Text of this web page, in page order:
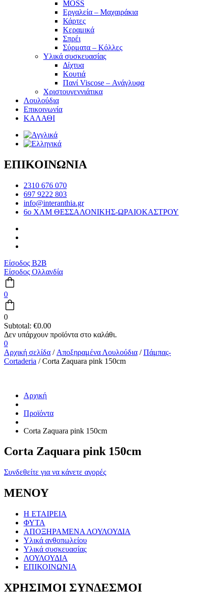
MOSS
Εργαλεία – Μαχαιράκια
Κάρτες
Κεραμικά
Σπρέι
Σύρματα – Κόλλες
Υλικά συσκευασίας
Δίχτυα
Κουτιά
Πανί Viscose – Ανάγλυφα
Χριστουγεννιάτικα
Λουλούδια
Επικοινωνία
ΚΑΛΑΘΙ
ΕΠΙΚΟΙΝΩΝΙΑ
2310 676 070
697 9222 803
info@interanthia.gr
6ο ΧΛΜ ΘΕΣΣΑΛΟΝΙΚΗΣ-ΩΡΑΙΟΚΑΣΤΡΟΥ
Είσοδος B2B
Είσοδος Ολλανδία
0
0
Subtotal: €0.00
0
Αρχική σελίδα / Αποξηραμένα Λουλούδια /Πάμπας-
Cortaderia / Corta Zaquara pink 150cm
Αρχική
Προϊόντα
Corta Zaquara pink 150cm
Corta Zaquara pink 150cm
Συνδεθείτε για να κάνετε αγορές
ΜΕΝΟΥ
Η ΕΤΑΙΡΕΙΑ
ΦΥΤΑ
ΑΠΟΞΗΡΑΜΕΝΑ ΛΟΥΛΟΥΔΙΑ
Υλικά ανθοπωλείου
Υλικά συσκευασίας
ΛΟΥΛΟΥΔΙΑ
ΕΠΙΚΟΙΝΩΝΙΑ
ΧΡΗΣΙΜΟΙ ΣΥΝΔΕΣΜΟΙ